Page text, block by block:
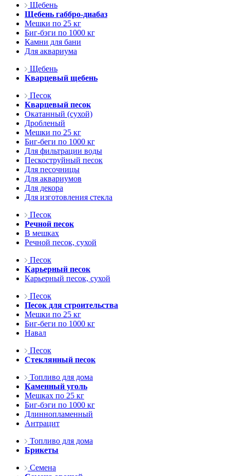
Щебень
Щебень габбро-диабаз
Мешки по 25 кг
Биг-бэги по 1000 кг
Камни для бани
Для аквариума
Щебень
Кварцевый щебень
Песок
Кварцевый песок
Окатанный (сухой)
Дробленый
Мешки по 25 кг
Биг-беги по 1000 кг
Для фильтрации воды
Пескоструйный песок
Для песочницы
Для аквариумов
Для декора
Для изготовления стекла
Песок
Речной песок
В мешках
Речной песок, сухой
Песок
Карьерный песок
Карьерный песок, сухой
Песок
Песок для строительства
Мешки по 25 кг
Биг-беги по 1000 кг
Навал
Песок
Стеклянный песок
Топливо для дома
Каменный уголь
Мешках по 25 кг
Биг-бэги по 1000 кг
Длиннопламенный
Антрацит
Топливо для дома
Брикеты
Семена